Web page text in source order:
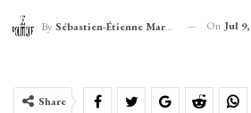
By Sébastien-Étienne Marechal On Jul 9,
Share